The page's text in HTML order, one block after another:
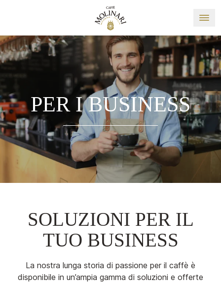
PER I BUSINESS
SOLUZIONI PER IL
TUO BUSINESS
La nostra lunga storia di passione per il caffè è
disponibile in un’ampia gamma di soluzioni e offerte